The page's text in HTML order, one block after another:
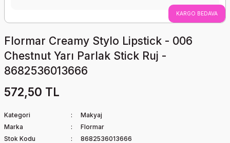
KARGO BEDAVA
Flormar Creamy Stylo Lipstick - 006
Chestnut Yarı Parlak Stick Ruj -
8682536013666
572,50 TL
Kategori
Makyaj
Marka
Flormar
Stok Kodu
8682536013666